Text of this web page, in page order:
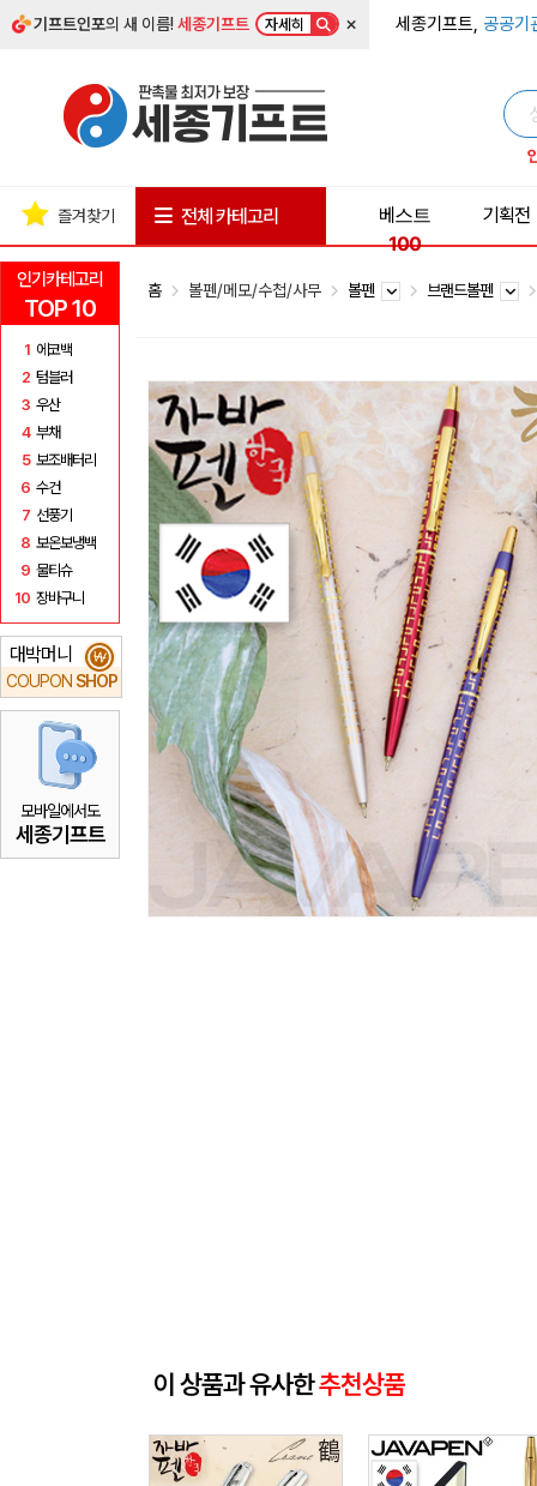
기프트인포의 새 이름!세종기프트 자세히 × 세종기프트, 공공기
인기카테고리
TOP 10
1 에코백
2 텀블러
3 우산
4 부채
5 보조배터리
6 수건
7 선풍기
8 보온보냉백
9 물티슈
10 장바구니
대박머니
COUPON SHOP
₩
모바일에서도
세종기프트
즐겨찾기 전체 카테고리
베스트
100
기획전
홈 볼펜/메모/수첩/사무 볼펜 브랜드볼펜
이 상품과 유사한추천상품